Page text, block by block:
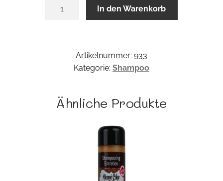
In den Warenkorb
Artikelnummer: 933
Kategorie: Shampoo
Ähnliche Produkte